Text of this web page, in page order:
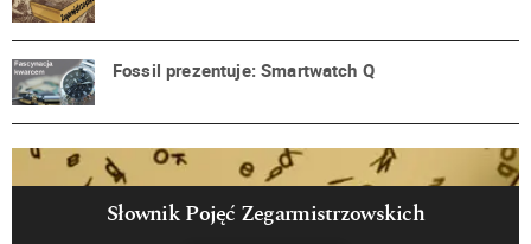
Fossil prezentuje: Smartwatch Q
Słownik Pojęć Zegarmistrzowskich